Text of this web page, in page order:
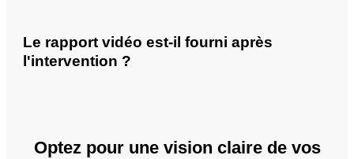
Le rapport vidéo est-il fourni après
l'intervention ?
Optez pour une vision claire de vos